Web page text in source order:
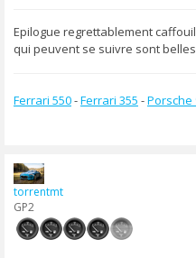
s
a
g
Epilogue regrettablement
qui peuvent se suivre sont
Ferrari 550-Ferrari 355 -Porsche
torrentmt
GP2